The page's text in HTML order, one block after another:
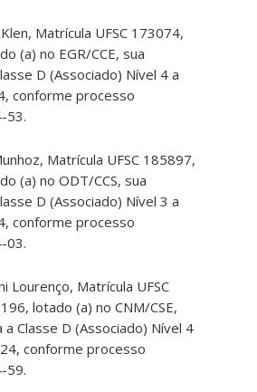
Matrícula UFSC 173074,
(a) no EGR/CCE, sua
D (Associado) Nível 4 a
conforme processo
53.
Matrícula UFSC 185897,
(a) no ODT/CCS, sua
D (Associado) Nível 3 a
conforme processo
03.
Lourenço, Matrícula UFSC
lotado (a) no CNM/CSE,
Classe D (Associado) Nível 4
conforme processo
59.